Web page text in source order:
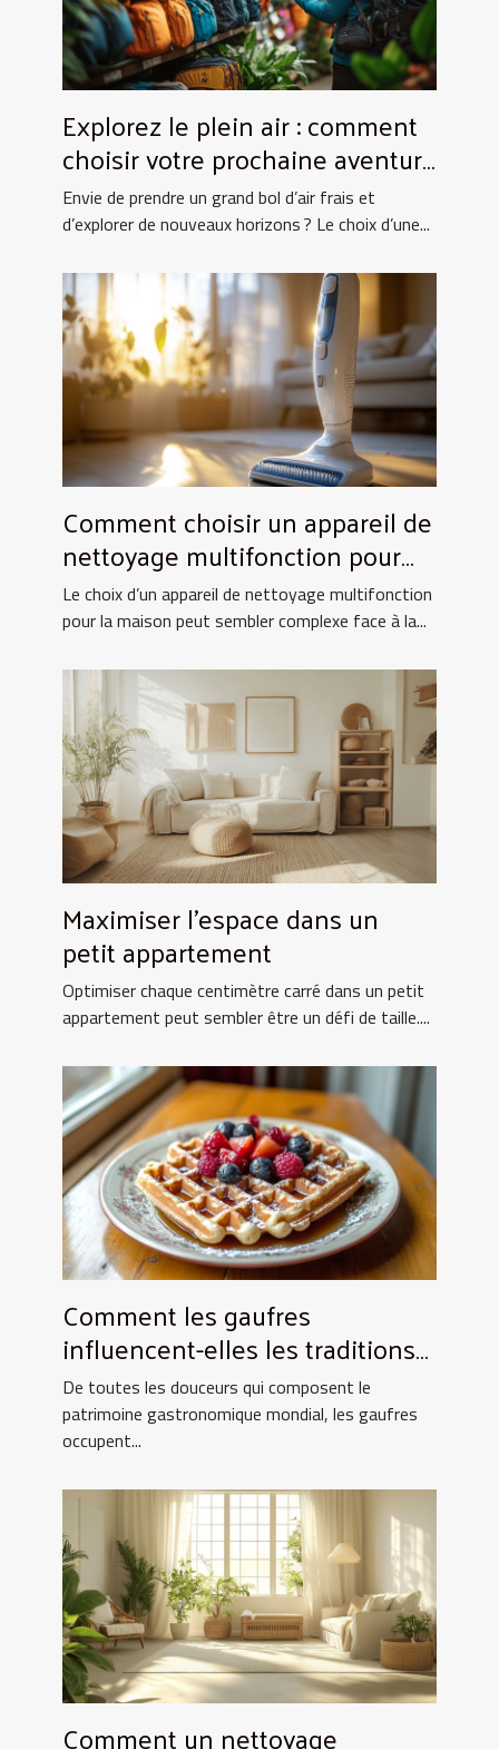
Explorez le plein air : comment
choisir votre prochaine aventure
nature ?
Envie de prendre un grand bol d’air frais et
d’explorer de nouveaux horizons ? Le choix d’une...
Comment choisir un appareil de
nettoyage multifonction pour
votre maison ?
Le choix d’un appareil de nettoyage multifonction
pour la maison peut sembler complexe face à la...
Maximiser l'espace dans un
petit appartement
Optimiser chaque centimètre carré dans un petit
appartement peut sembler être un défi de taille....
Comment les gaufres
influencent-elles les traditions
culinaires ?
De toutes les douceurs qui composent le
patrimoine gastronomique mondial, les gaufres
occupent...
Comment un nettoyage